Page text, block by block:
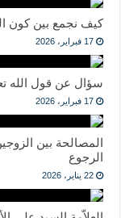
كيف نجمع بين كون
17 فبراير، 2026
سؤال عن قول الله
17 فبراير، 2026
المصالحة بين
الرجوع
22 يناير، 2026